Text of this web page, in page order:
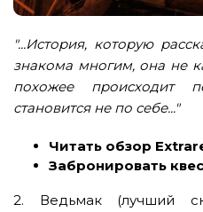
"...История, которую
знакома многим, она не
похожее происходит
становится не по себе..."
Читать обзор
Забронировать
2.
Ведьмак (лучший